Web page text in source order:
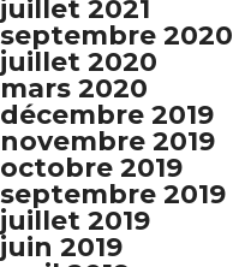
juillet 2021
septembre 2020
juillet 2020
mars 2020
décembre 2019
novembre 2019
octobre 2019
septembre 2019
juillet 2019
juin 2019